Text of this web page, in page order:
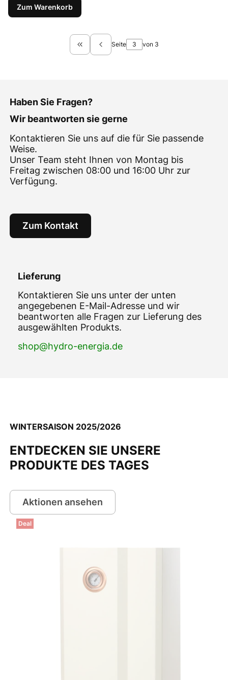
Zum Warenkorb
Zurück zur ersten Produktseite
Seite von 3
Haben Sie Fragen?
Wir beantworten sie gerne
Kontaktieren Sie uns auf die für Sie passende
Weise.
Unser Team steht Ihnen von Montag bis
Freitag zwischen 08:00 und 16:00 Uhr zur
Verfügung.
Zum Kontakt
Lieferung
Kontaktieren Sie uns unter der unten
angegebenen E-Mail-Adresse und wir
beantworten alle Fragen zur Lieferung des
ausgewählten Produkts.
shop@hydro-energia.de
WINTERSAISON 2025/2026
ENTDECKEN SIE UNSERE
PRODUKTE DES TAGES
Aktionen ansehen
Deal